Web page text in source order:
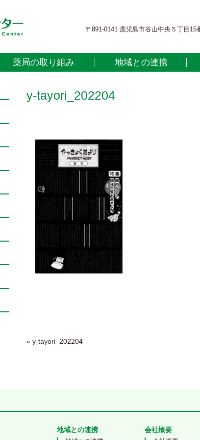
〒891-0141 鹿児島市谷山中央５丁目15
薬局の取り組み 地域との連携
y-tayori_202204
Post navigation
« y-tayori_202204
地域との連携 会社概要